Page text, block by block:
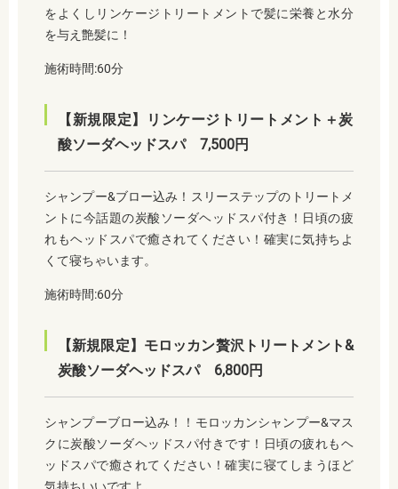
をよくしリンケージトリートメントで髪に栄養と水分
を与え艶髪に！
施術時間:60分
【新規限定】リンケージトリートメント＋炭
酸ソーダヘッドスパ 7,500円
シャンプー&ブロー込み！スリーステップのトリートメ
ントに今話題の炭酸ソーダヘッドスパ付き！日頃の疲
れもヘッドスパで癒されてください！確実に気持ちよ
くて寝ちゃいます。
施術時間:60分
【新規限定】モロッカン贅沢トリートメント&
炭酸ソーダヘッドスパ 6,800円
シャンプーブロー込み！！モロッカンシャンプー&マス
クに炭酸ソーダヘッドスパ付きです！日頃の疲れもヘ
ッドスパで癒されてください！確実に寝てしまうほど
気持ちいいですよ。